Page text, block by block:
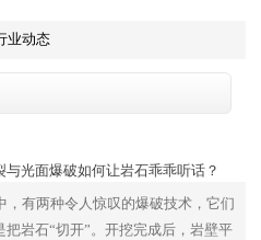
业动态
与光面爆破如何让岩石乖乖听话？
，有两种令人惊叹的爆破技术，它们
把岩石“切开”。开挖完成后，岩壁平